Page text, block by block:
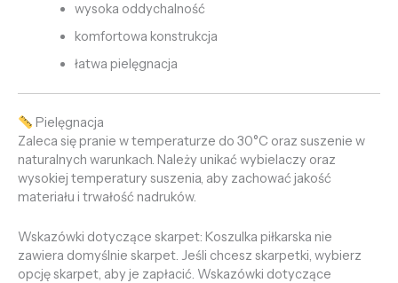
wysoka oddychalność
komfortowa konstrukcja
łatwa pielęgnacja
Pielęgnacja
Zaleca się pranie w temperaturze do 30°C oraz suszenie w
naturalnych warunkach. Należy unikać wybielaczy oraz
wysokiej temperatury suszenia, aby zachować jakość
materiału i trwałość nadruków.
Wskazówki dotyczące skarpet: Koszulka piłkarska nie
zawiera domyślnie skarpet. Jeśli chcesz skarpetki, wybierz
opcję skarpet, aby je zapłacić. Wskazówki dotyczące